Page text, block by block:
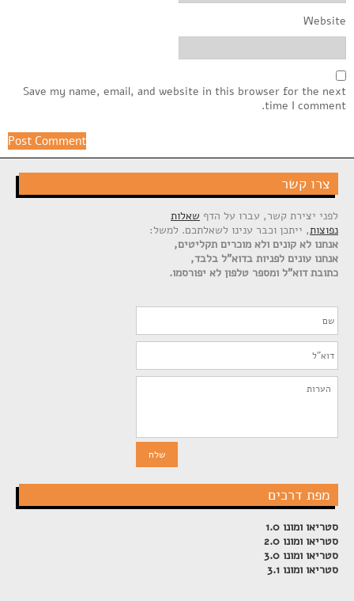
Website
Save my name, email, and website in this browser for the next
time I comment.
צרו קשר
לפני יצירת קשר, עברו על הדף שאלות
נפוצות, ייתכן וכבר ענינו לשאלתכם. למשל:
אנחנו לא קונים ולא מוכרים תקליטים,
אנחנו עונים לפניות בדוא"ל בלבד,
כתובת דוא"ל ומספר טלפון לא יפורסמו.
מפת דרכים
סטריאו ומונו 1.0
סטריאו ומונו 2.0
סטריאו ומונו 3.0
סטריאו ומונו 3.1